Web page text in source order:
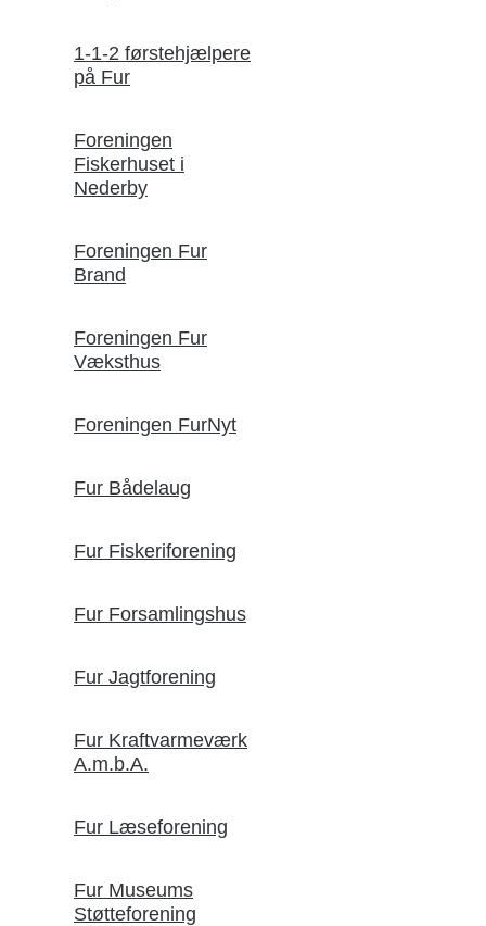
1-1-2 førstehjælpere
på Fur
Foreningen
Fiskerhuset i
Nederby
Foreningen Fur
Brand
Foreningen Fur
Væksthus
Foreningen FurNyt
Fur Bådelaug
Fur Fiskeriforening
Fur Forsamlingshus
Fur Jagtforening
Fur Kraftvarmeværk
A.m.b.A.
Fur Læseforening
Fur Museums
Støtteforening